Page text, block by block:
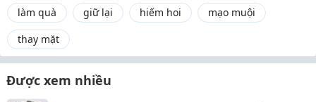
làm quà
giữ lại hiếm hoi
mạo muội
thay mặt
Được xem nhiều